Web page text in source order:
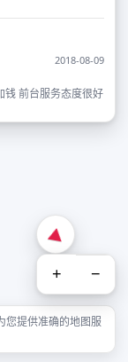
2018-08-09
钱 前台服务态度很好
+ −
您提供准确的地图服